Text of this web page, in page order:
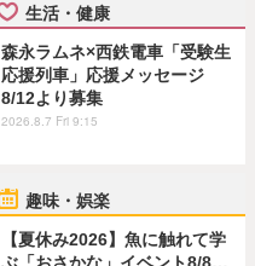
生活・健康
森永ラムネ×西鉄電車「受験生
応援列車」応援メッセージ
8/12より募集
2026.8.7 Fri 9:15
趣味・娯楽
【夏休み2026】魚に触れて学
ぶ「おさかな」イベント8/8…